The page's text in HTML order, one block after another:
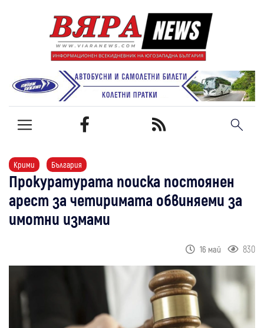
Крими България
Прокуратурата поиска постоянен
арест за четиримата обвиняеми за
имотни измами
16 май 830